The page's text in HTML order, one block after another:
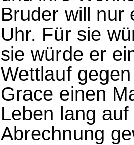
Bruder will nur
Uhr. Für sie
sie würde er
Wettlauf
Grace einen
Leben lang
Abrechnung